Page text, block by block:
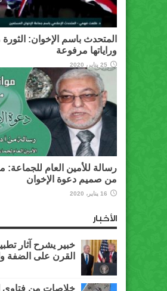
المتحدث باسم الإخوان:
وراياتها مرفوعة
25 يناير، 2020
رسالة للأمين العام للجماعة:
من صميم دعوة الإخوان
16 يناير، 2020
الأخبار
خبير يشرح آثار
القرن على الضفة
خلاصات من فتاوى